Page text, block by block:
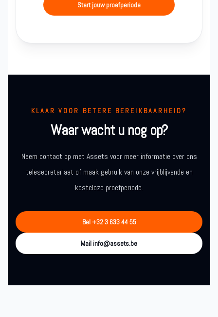
Start jouw proefperiode
KLAAR VOOR BETERE BEREIKBAARHEID?
Waar wacht u nog op?
Neem contact op met Assets voor meer informatie over ons
telesecretariaat of maak gebruik van onze vrijblijvende en
kosteloze proefperiode.
Bel +32 3 633 44 55
Mail info@assets.be